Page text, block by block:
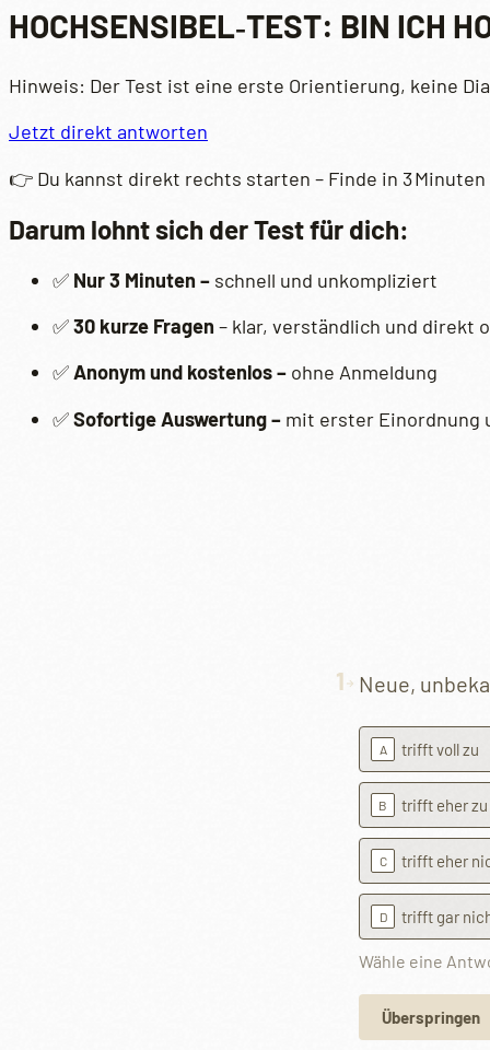
HOCHSENSIBEL‑TEST: BIN ICH
Hinweis: Der Test ist eine erste Orientierung, keine
Jetzt direkt antworten
👉 Du kannst direkt rechts starten – Finde in 3
Darum lohnt sich der Test für dich:
✅ Nur 3 Minuten – schnell und unkompliziert
✅30 kurze Fragen– klar, verständlich und direkt
✅Anonym und kostenlos – ohne Anmeldung
✅Sofortige Auswertung – mit erster Einordnung
1 Neue,
A trifft voll zu
B trifft eher zu
C trifft eher
D trifft gar
Wähle eine
Überspringen